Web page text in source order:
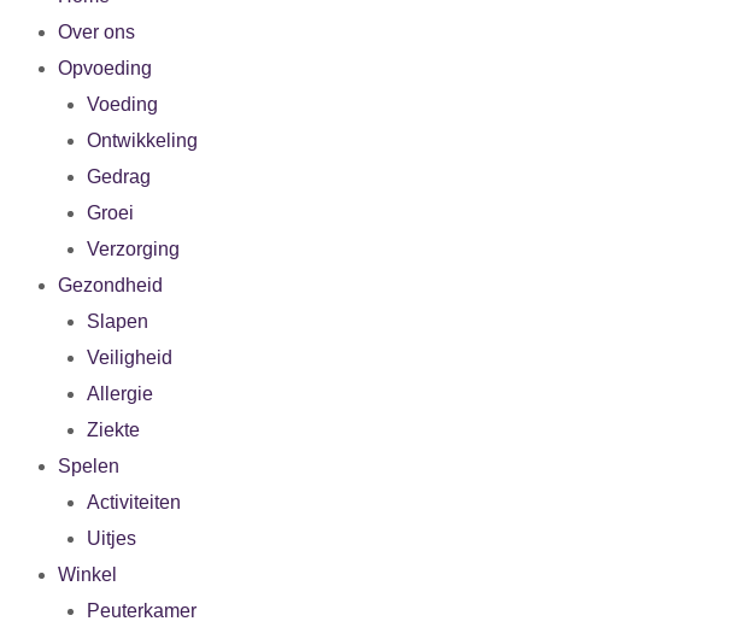
Over ons
Opvoeding
Voeding
Ontwikkeling
Gedrag
Groei
Verzorging
Gezondheid
Slapen
Veiligheid
Allergie
Ziekte
Spelen
Activiteiten
Uitjes
Winkel
Peuterkamer